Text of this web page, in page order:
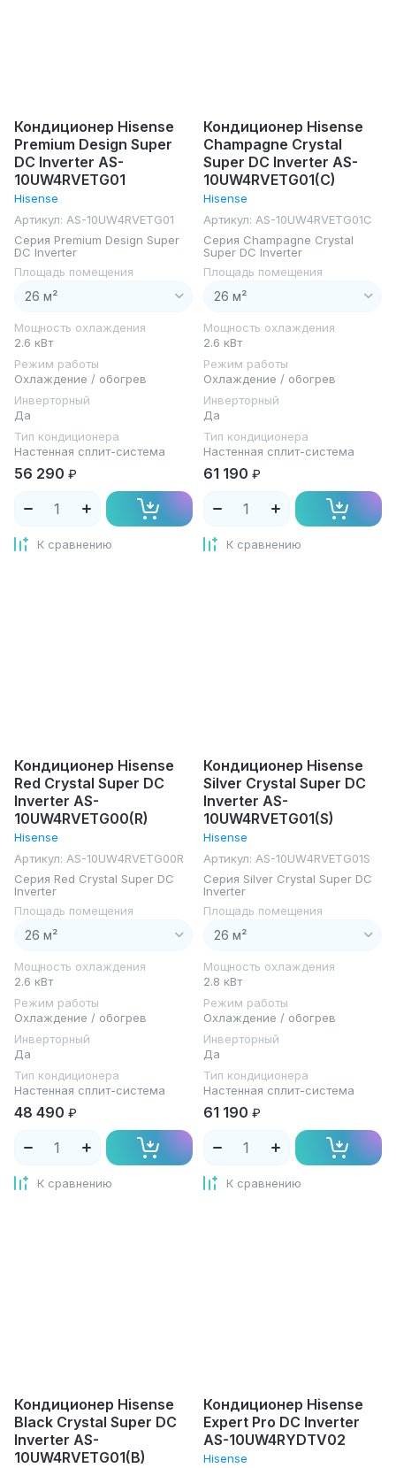
Кондиционер Hisense
Premium Design Super
DC Inverter AS-
10UW4RVETG01
Hisense
Артикул: AS-10UW4RVETG01
Серия Premium Design Super
DC Inverter
Площадь помещения
Мощность охлаждения
2.6 кВт
Режим работы
Охлаждение / обогрев
Инверторный
Да
Тип кондиционера
Настенная сплит-система
56 290 ₽
К сравнению
Кондиционер Hisense
Champagne Crystal
Super DC Inverter AS-
10UW4RVETG01(C)
Hisense
Артикул: AS-10UW4RVETG01C
Серия Champagne Crystal
Super DC Inverter
Площадь помещения
Мощность охлаждения
2.6 кВт
Режим работы
Охлаждение / обогрев
Инверторный
Да
Тип кондиционера
Настенная сплит-система
61 190 ₽
К сравнению
Кондиционер Hisense
Red Crystal Super DC
Inverter AS-
10UW4RVETG00(R)
Hisense
Артикул: AS-10UW4RVETG00R
Серия Red Crystal Super DC
Inverter
Площадь помещения
Мощность охлаждения
2.6 кВт
Режим работы
Охлаждение / обогрев
Инверторный
Да
Тип кондиционера
Настенная сплит-система
48 490 ₽
К сравнению
Кондиционер Hisense
Silver Crystal Super DC
Inverter AS-
10UW4RVETG01(S)
Hisense
Артикул: AS-10UW4RVETG01S
Серия Silver Crystal Super DC
Inverter
Площадь помещения
Мощность охлаждения
2.8 кВт
Режим работы
Охлаждение / обогрев
Инверторный
Да
Тип кондиционера
Настенная сплит-система
61 190 ₽
К сравнению
Кондиционер Hisense
Black Crystal Super DC
Inverter AS-
10UW4RVETG01(B)
Кондиционер Hisense
Expert Pro DC Inverter
AS-10UW4RYDTV02
Hisense